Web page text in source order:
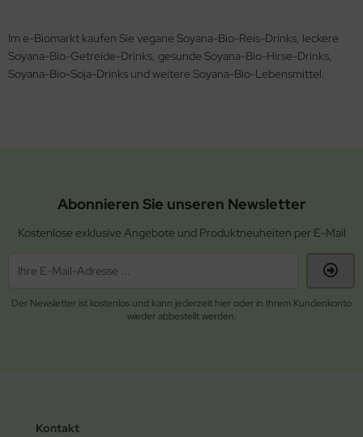
Im e-Biomarkt kaufen Sie vegane Soyana-Bio-Reis-Drinks, leckere
Soyana-Bio-Getreide-Drinks, gesunde Soyana-Bio-Hirse-Drinks,
Soyana-Bio-Soja-Drinks und weitere Soyana-Bio-Lebensmittel.
Abonnieren Sie unseren Newsletter
Kostenlose exklusive Angebote und Produktneuheiten per E-Mail
Der Newsletter ist kostenlos und kann jederzeit hier oder in Ihrem Kundenkonto
wieder abbestellt werden.
Kontakt